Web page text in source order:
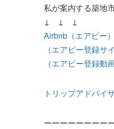
私が案内する築地
↓ ↓ ↓
Airbnb（エアビー
（エアビー登録サ
（エアビー登録動
トリップアドバイ
ーーーーーーーー